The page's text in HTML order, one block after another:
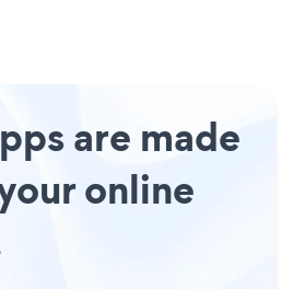
are made
online